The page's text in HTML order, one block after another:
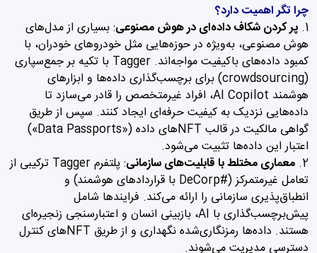
چرا تگر اهمیت دارد؟
پر کردن شکاف داده‌ای در هوش مصنوعی: بسیاری از مدل‌های
هوش مصنوعی، به‌ویژه در حوزه‌هایی مثل خودروهای خودران، با
کمبود داده‌های باکیفیت مواجه‌اند. Tagger با تکیه بر جمع‌سپاری
(crowdsourcing) برای برچسب‌گذاری داده‌ها و ابزارهای
هوشمند AI Copilot، افراد غیرمتخصص را قادر می‌سازد تا
داده‌هایی نزدیک به کیفیت حرفه‌ای ایجاد کنند. سپس از طریق
گواهی مالکیت در قالب NFTهای داده («Data Passports»)
اعتبار این داده‌ها تثبیت می‌شود.
معماری مختلط با قابلیت‌های سازمانی
: پلتفرم Tagger ترکیبی از
تعامل غیرمتمرکز (#DeCorp با قراردادهای هوشمند) و
انطباق‌پذیری سازمانی را ارائه می‌کند. فرایندها شامل
پیش‌برچسب‌گذاری با AI، بازبینی انسان و اعتبارسنجی زنجیره‌ای
هستند. داده‌ها رمزنگاری‌شده نگهداری و از طریق NFTهای کنترل
دسترسی مدیریت می‌شوند.